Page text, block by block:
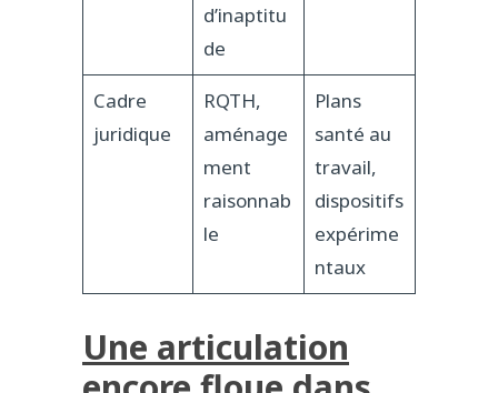
d’inaptitu
de
Cadre
juridique
RQTH,
aménage
ment
raisonnab
le
Plans
santé au
travail,
dispositifs
expérime
ntaux
Une articulation